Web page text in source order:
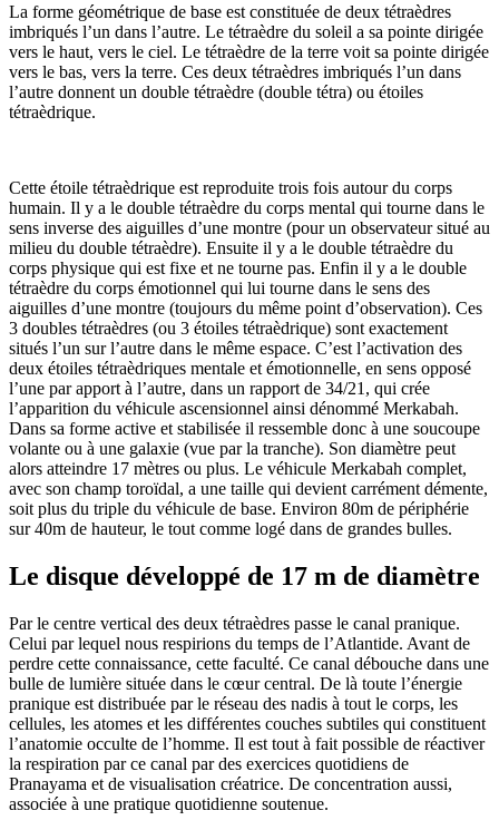
La forme géométrique de base est constituée de deux tétraèdres
imbriqués l’un dans l’autre. Le tétraèdre du soleil a sa pointe dirigée
vers le haut, vers le ciel. Le tétraèdre de la terre voit sa pointe dirigée
vers le bas, vers la terre. Ces deux tétraèdres imbriqués l’un dans
l’autre donnent un double tétraèdre (double tétra) ou étoiles
tétraèdrique.
Cette étoile tétraèdrique est reproduite trois fois autour du corps
humain. Il y a le double tétraèdre du corps mental qui tourne dans le
sens inverse des aiguilles d’une montre (pour un observateur situé au
milieu du double tétraèdre). Ensuite il y a le double tétraèdre du
corps physique qui est fixe et ne tourne pas. Enfin il y a le double
tétraèdre du corps émotionnel qui lui tourne dans le sens des
aiguilles d’une montre (toujours du même point d’observation). Ces
3 doubles tétraèdres (ou 3 étoiles tétraèdrique) sont exactement
situés l’un sur l’autre dans le même espace. C’est l’activation des
deux étoiles tétraèdriques mentale et émotionnelle, en sens opposé
l’une par apport à l’autre, dans un rapport de 34/21, qui crée
l’apparition du véhicule ascensionnel ainsi dénommé Merkabah.
Dans sa forme active et stabilisée il ressemble donc à une soucoupe
volante ou à une galaxie (vue par la tranche). Son diamètre peut
alors atteindre 17 mètres ou plus. Le véhicule Merkabah complet,
avec son champ toroïdal, a une taille qui devient carrément démente,
soit plus du triple du véhicule de base. Environ 80m de périphérie
sur 40m de hauteur, le tout comme logé dans de grandes bulles.
Le disque développé de 17 m de diamètre
Par le centre vertical des deux tétraèdres passe le canal pranique.
Celui par lequel nous respirions du temps de l’Atlantide. Avant de
perdre cette connaissance, cette faculté. Ce canal débouche dans une
bulle de lumière située dans le cœur central. De là toute l’énergie
pranique est distribuée par le réseau des nadis à tout le corps, les
cellules, les atomes et les différentes couches subtiles qui constituent
l’anatomie occulte de l’homme. Il est tout à fait possible de réactiver
la respiration par ce canal par des exercices quotidiens de
Pranayama et de visualisation créatrice. De concentration aussi,
associée à une pratique quotidienne soutenue.